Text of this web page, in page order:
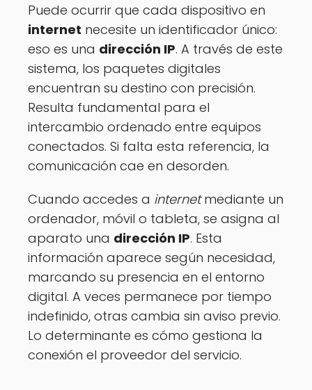
Puede ocurrir que cada dispositivo en
internet necesite un identificador único:
eso es una dirección IP. A través de este
sistema, los paquetes digitales
encuentran su destino con precisión.
Resulta fundamental para el
intercambio ordenado entre equipos
conectados. Si falta esta referencia, la
comunicación cae en desorden.
Cuando accedes a internetmediante un
ordenador, móvil o tableta, se asigna al
aparato una dirección IP. Esta
información aparece según necesidad,
marcando su presencia en el entorno
digital. A veces permanece por tiempo
indefinido, otras cambia sin aviso previo.
Lo determinante es cómo gestiona la
conexión el proveedor del servicio.